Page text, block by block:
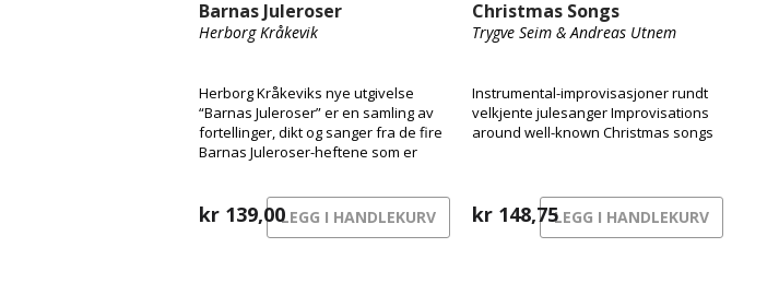
Barnas Juleroser
Herborg Kråkevik
Herborg Kråkeviks nye utgivelse
“Barnas Juleroser” er en samling av
fortellinger, dikt og sanger fra de fire
Barnas Juleroser-heftene som er
varm blanding av lydbok og musikk.
kr 139,00LEGG I HANDLEKURV
Christmas Songs
Trygve Seim & Andreas Utnem
Instrumental-improvisasjoner rundt
velkjente julesanger Improvisations
around well-known Christmas songs
kr 148,75LEGG I HANDLEKURV